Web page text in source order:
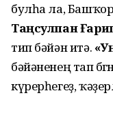
булһа ла,
Таңсулпан
тип бәйән итә.
бәйәненең тап
күрерһегеҙ,